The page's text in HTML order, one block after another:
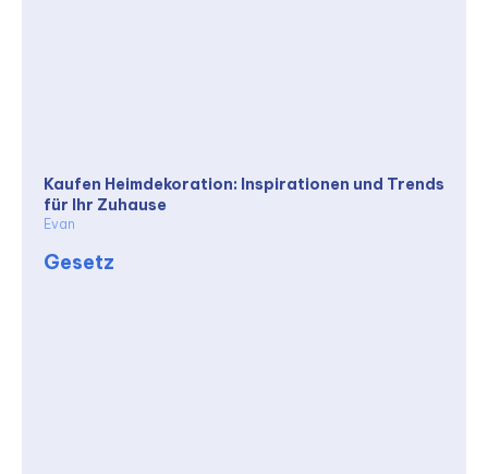
Kaufen Heimdekoration: Inspirationen und Trends
für Ihr Zuhause
Evan
Gesetz